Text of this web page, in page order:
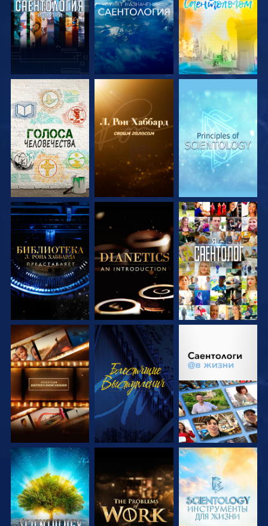
СМОТРЕТЬ
ПЕРЕДАЧИ
СМОТРЕТЬ
ПЕРЕДАЧИ
СМОТРЕТЬ
ПЕРЕДАЧИ
СМОТРЕТЬ
ПЕРЕДАЧИ
СМОТРЕТЬ
ПЕРЕДАЧИ
СМОТРЕТЬ
СМОТРЕТЬ
ПЕРЕДАЧИ
СМОТРЕТЬ
СМОТРЕТЬ
СМОТРЕТЬ
ПЕРЕДАЧИ
СМОТРЕТЬ
ПЕРЕДАЧИ
СМОТРЕТЬ
ПЕРЕДАЧИ